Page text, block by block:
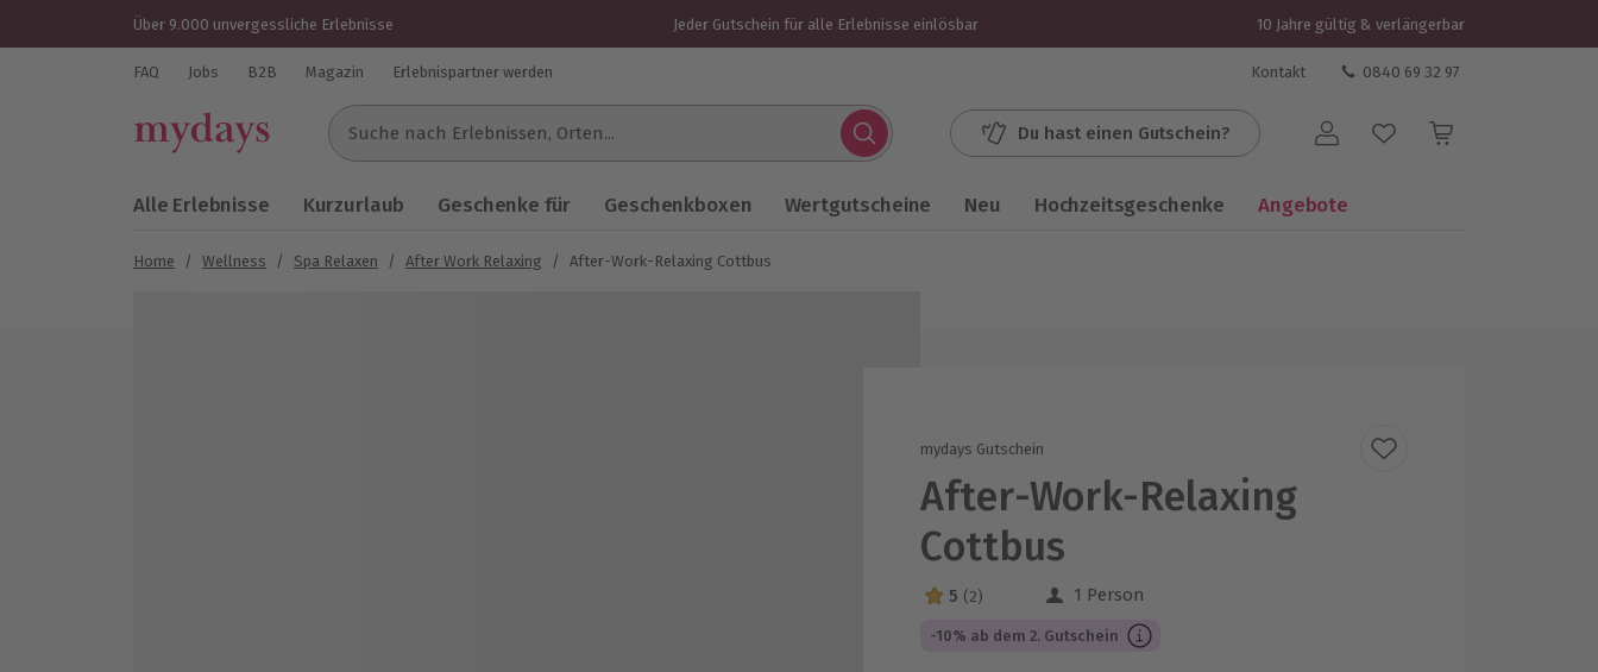
Über 9.000 unvergessliche Erlebnisse Jeder Gutschein für alle Erlebnisse einlösbar 10 Jahre gültig & verlängerbar
FAQ Jobs B2B Magazin Erlebnispartner werden Kontakt 0840 69 32 97
Suche nach Erlebnissen...
Du hast einen Gutschein? Benutzerkonto
Alle Erlebnisse Kurzurlaub Geschenke für Geschenkboxen Wertgutscheine Neu Hochzeitsgeschenke Angebote
Home / Wellness / Spa Relaxen / After Work Relaxing / After-Work-Relaxing Cottbus
mydays Gutschein
After-Work-Relaxing
Cottbus
5 Sterne von 5 aus 2 Bewertungen
5 (2) 1 Person
-10% ab dem 2. Gutschein